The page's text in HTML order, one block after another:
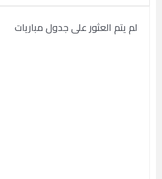
لم يتم العثور على جدول مباريات